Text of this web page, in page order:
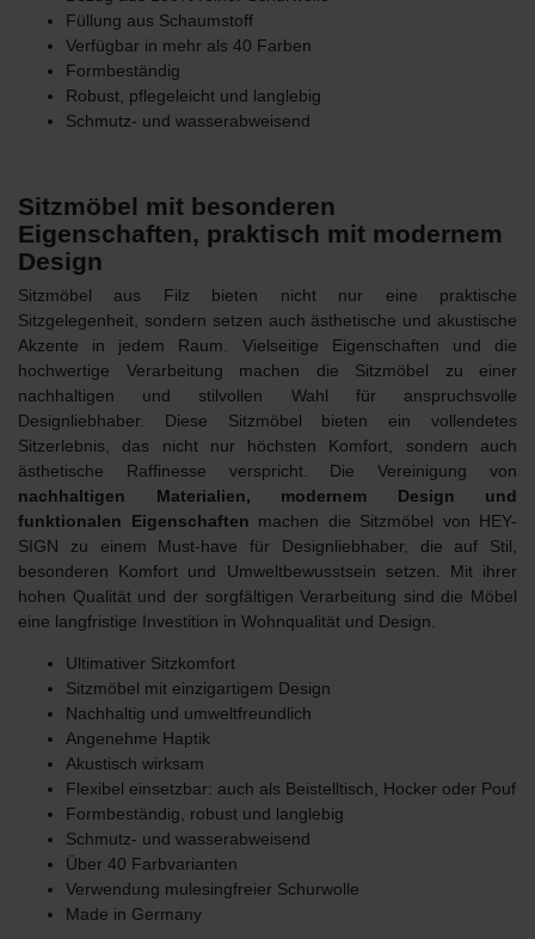
Füllung aus Schaumstoff
Verfügbar in mehr als 40 Farben
Formbeständig
Robust, pflegeleicht und langlebig
Schmutz- und wasserabweisend
Sitzmöbel mit besonderen
Eigenschaften, praktisch mit modernem
Design
Sitzmöbel aus Filz bieten nicht nur eine praktische
Sitzgelegenheit, sondern setzen auch ästhetische und akustische
Akzente in jedem Raum. Vielseitige Eigenschaften und die
hochwertige Verarbeitung machen die Sitzmöbel zu einer
nachhaltigen und stilvollen Wahl für anspruchsvolle
Designliebhaber. Diese Sitzmöbel bieten ein vollendetes
Sitzerlebnis, das nicht nur höchsten Komfort, sondern auch
ästhetische Raffinesse verspricht. Die Vereinigung von
nachhaltigen Materialien, modernem Design und
funktionalen Eigenschaften machen die Sitzmöbel von HEY-
SIGN zu einem Must-have für Designliebhaber, die auf Stil,
besonderen Komfort und Umweltbewusstsein setzen. Mit ihrer
hohen Qualität und der sorgfältigen Verarbeitung sind die Möbel
eine langfristige Investition in Wohnqualität und Design.
Ultimativer Sitzkomfort
Sitzmöbel mit einzigartigem Design
Nachhaltig und umweltfreundlich
Angenehme Haptik
Akustisch wirksam
Flexibel einsetzbar: auch als Beistelltisch, Hocker oder Pouf
Formbeständig, robust und langlebig
Schmutz- und wasserabweisend
Über 40 Farbvarianten
Verwendung mulesingfreier Schurwolle
Made in Germany